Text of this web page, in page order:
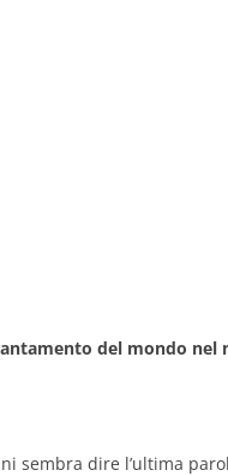
del mondo
sembra dire l’ultima